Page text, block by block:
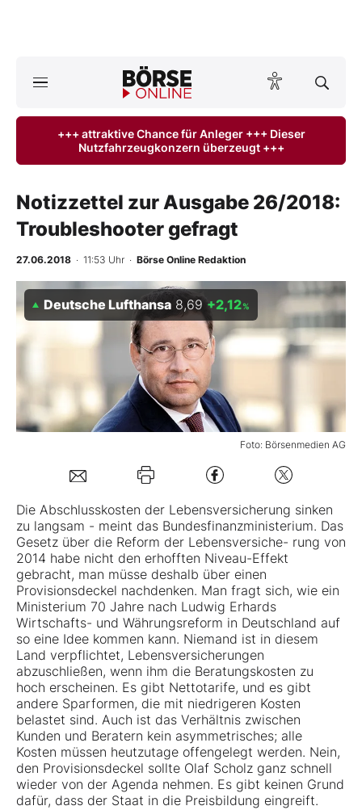
ktuelle Ausgabe BÖRSE ONLINE lesen
Anlageprodukte
Finanz-Check
BO-Musterdepots
Mein B:O
Folgen Sie uns
Kontakt
+++ attraktive Chance für Anleger +++ Dieser
Nutzfahrzeugkonzern überzeugt +++
Notizzettel zur Ausgabe 26/2018:
Troubleshooter gefragt
27.06.2018 · 11:53 Uhr · Börse Online Redaktion
Foto: Börsenmedien AG
Deutsche Lufthansa 8,69 +2,12%
Die Abschlusskosten der Lebensversicherung sinken
zu langsam - meint das Bundesfinanzministerium. Das
Gesetz über die Reform der Lebensversiche- rung von
2014 habe nicht den erhofften Niveau-Effekt
gebracht, man müsse deshalb über einen
Provisionsdeckel nachdenken. Man fragt sich, wie ein
Ministerium 70 Jahre nach Ludwig Erhards
Wirtschafts- und Währungsreform in Deutschland auf
so eine Idee kommen kann. Niemand ist in diesem
Land verpflichtet, Lebensversicherungen
abzuschließen, wenn ihm die Beratungskosten zu
hoch erscheinen. Es gibt Nettotarife, und es gibt
andere Sparformen, die mit niedrigeren Kosten
belastet sind. Auch ist das Verhältnis zwischen
Kunden und Beratern kein asymmetrisches; alle
Kosten müssen heutzutage offengelegt werden. Nein,
den Provisionsdeckel sollte Olaf Scholz ganz schnell
wieder von der Agenda nehmen. Es gibt keinen Grund
dafür, dass der Staat in die Preisbildung eingreift.